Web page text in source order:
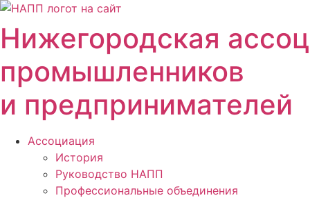
Перейти
содержимому
Нижегородская
промышленников
и предпринимателей
Ассоциация
История
Руководство НАПП
Профессиональные объединения